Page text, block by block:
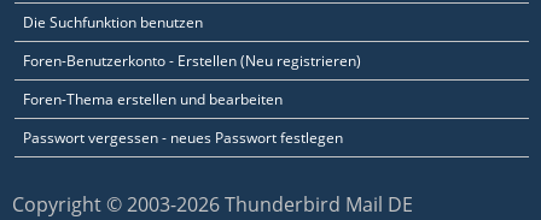
Die Suchfunktion benutzen
Foren-Benutzerkonto - Erstellen (Neu registrieren)
Foren-Thema erstellen und bearbeiten
Passwort vergessen - neues Passwort festlegen
Copyright © 2003-2026 Thunderbird Mail DE